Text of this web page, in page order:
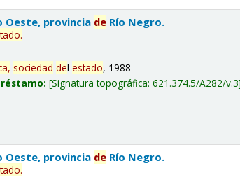
Oeste, provincia de Río Negro.
.
sociedad delestado, 1988
Signatura topográfica:621.374.5/A282/v.3
Oeste, provincia de Río Negro.
.